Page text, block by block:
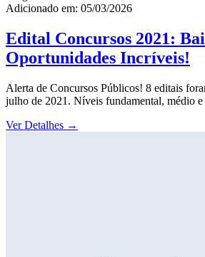
Adicionado em: 05/03/2026
Edital Concursos 2021:
Oportunidades Incríveis!
Alerta de Concursos Públicos! 8 editais
julho de 2021. Níveis fundamental, médio
Ver Detalhes →